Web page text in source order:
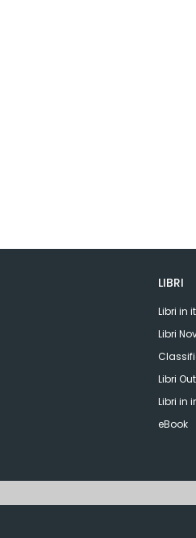
LIBRI
Libri in
Libri
Libri
Libri in
eBook